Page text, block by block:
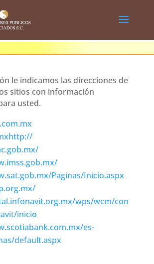
le indicamos las direcciones de
sitios con información
usted.
http://
Paginas/Inicio.aspx
wps/wcm/con
inicio
es-
default.aspx